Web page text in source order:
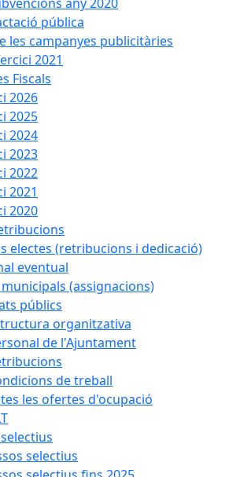
pública
les campanyes publicitàries
2021
Fiscals
2026
2025
2024
2023
2022
2021
2020
electes (retribucions i dedicació)
eventual
(assignacions)
públics
organitzativa
de l'Ajuntament
de treball
les ofertes d'ocupació
selectius